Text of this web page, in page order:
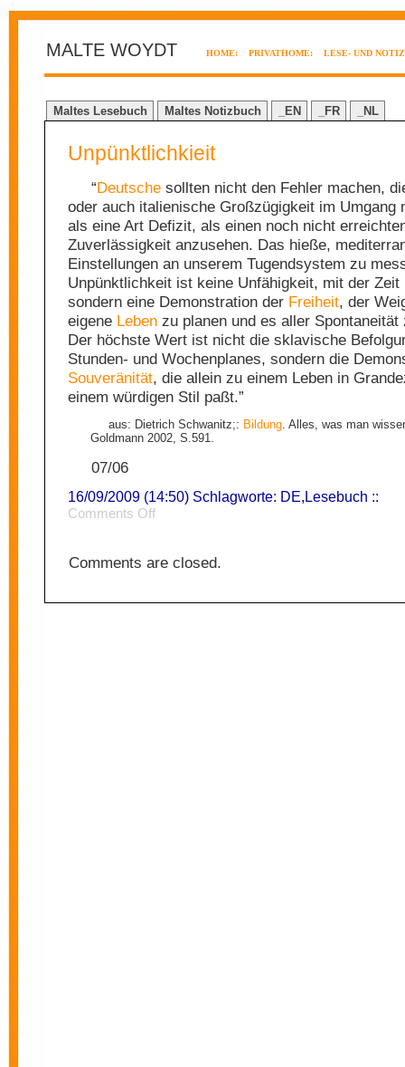
MALTE WOYDT HOME: PRIVATHOME: LESE- UND
Maltes Lesebuch Maltes Notizbuch _EN _FR _NL
Unpünktlichkieit
“Deutsche sollten nicht den Fehler machen,
oder auch italienische Großzügigkeit im Umgang
als eine Art Defizit, als einen noch nicht
Zuverlässigkeit anzusehen. Das hieße,
Einstellungen an unserem Tugendsystem zu
Unpünktlichkeit ist keine Unfähigkeit, mit der Zeit
sondern eine Demonstration der Freiheit, der
eigene Leben zu planen und es aller Spontaneität
Der höchste Wert ist nicht die sklavische
Stunden- und Wochenplanes, sondern die
Souveränität, die allein zu einem Leben in
einem würdigen Stil paßt.”
aus: Dietrich Schwanitz;: Bildung. Alles, was man
Goldmann 2002, S.591.
07/06
16/09/2009 (14:50) Schlagworte: DE,Lesebuch ::
Comments Offon
Comments are closed.